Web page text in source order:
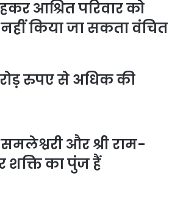
आश्रित परिवार को
किया जा सकता वंचित
रुपए से अधिक की
और श्री राम-
शक्ति का पुंज हैं